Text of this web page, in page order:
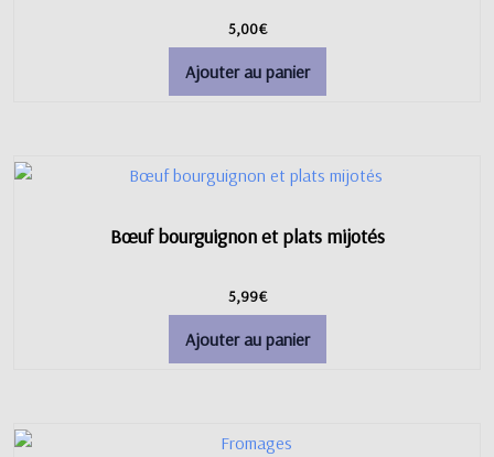
5,00€
Ajouter au panier
Bœuf bourguignon et plats mijotés
5,99€
Ajouter au panier